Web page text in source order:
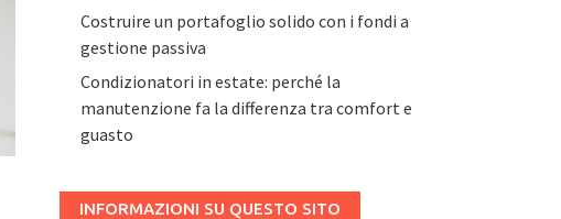
Costruire un portafoglio solido con i fondi a
gestione passiva
Condizionatori in estate: perché la
manutenzione fa la differenza tra comfort e
guasto
INFORMAZIONI SU QUESTO SITO